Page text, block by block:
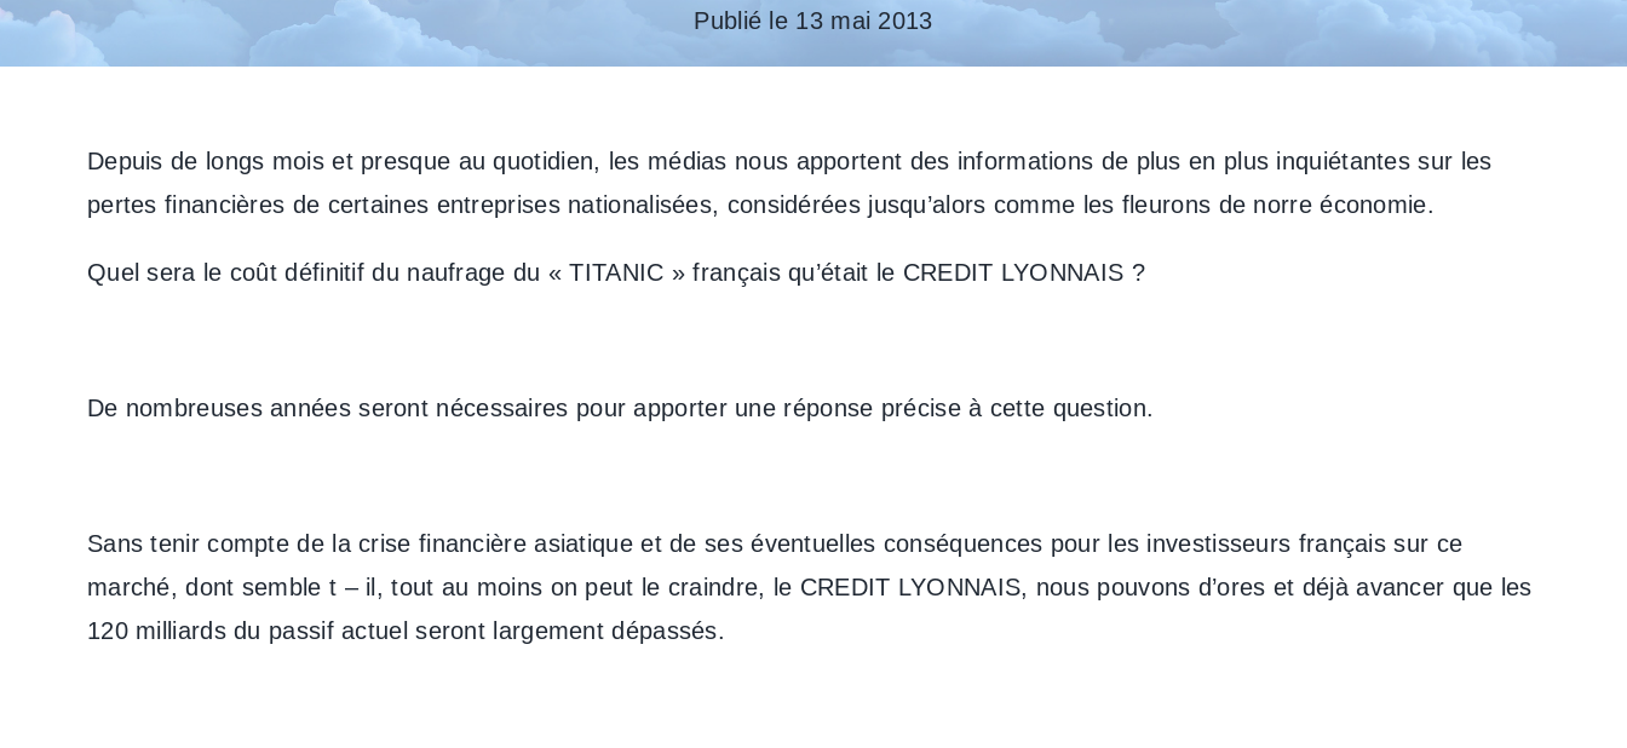
Publié le 13 mai 2013
Depuis de longs mois et presque au quotidien, les médias nous apportent des informations de plus en plus inquiétantes sur les
pertes financières de certaines entreprises nationalisées, considérées jusqu’alors comme les fleurons de norre économie.
Quel sera le coût définitif du naufrage du « TITANIC » français qu’était le CREDIT LYONNAIS ?
De nombreuses années seront nécessaires pour apporter une réponse précise à cette question.
Sans tenir compte de la crise financière asiatique et de ses éventuelles conséquences pour les investisseurs français sur ce
marché, dont semble t – il, tout au moins on peut le craindre, le CREDIT LYONNAIS, nous pouvons d’ores et déjà avancer que les
120 milliards du passif actuel seront largement dépassés.